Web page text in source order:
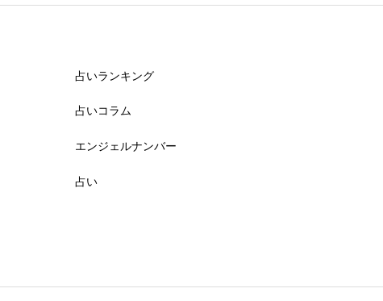
占いランキング
占いコラム
エンジェルナンバー
占い